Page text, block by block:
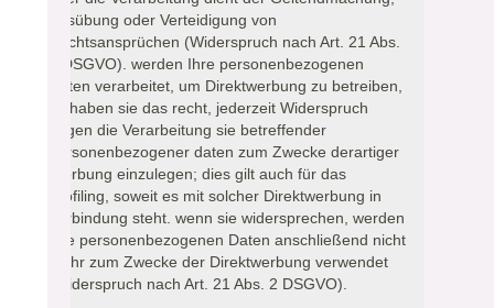
Ausübung oder Verteidigung von
Rechtsansprüchen (Widerspruch nach Art. 21 Abs.
1 DSGVO). werden Ihre personenbezogenen
Daten verarbeitet, um Direktwerbung zu betreiben,
so haben sie das recht, jederzeit Widerspruch
gegen die Verarbeitung sie betreffender
personenbezogener daten zum Zwecke derartiger
Werbung einzulegen; dies gilt auch für das
Profiling, soweit es mit solcher Direktwerbung in
Verbindung steht. wenn sie widersprechen, werden
ihre personenbezogenen Daten anschließend nicht
mehr zum Zwecke der Direktwerbung verwendet
(Widerspruch nach Art. 21 Abs. 2 DSGVO).